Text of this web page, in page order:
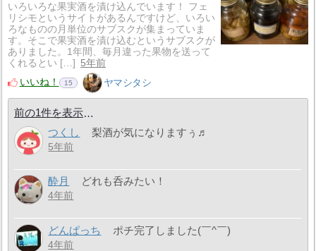
いろいろな果実酒を漬け込んでいます！ フェ
リシモというサイトがあるんですけど、いろい
ろなものの月単位のサブスクが集まっていま
す。そこで果実酒を漬け込むというサブスクが
ありました。1年間、毎月違った果物を送って
くれるとい […] 5年前
いいね！
15 ヤマシタシ
前の1件を表示
つくし
梨酒が気になりますぅ♬
5年前
酔月 どれも呑みたい！
4年前
どんぱっち ポチ完了しました(￣^￣)ゞ
4年前